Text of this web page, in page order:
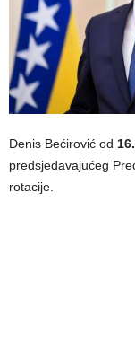
Denis Bećirović od
predsjedavajućeg
rotacije.